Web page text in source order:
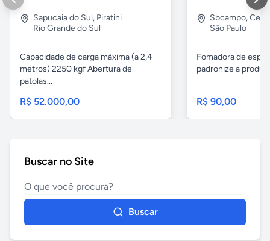
Sapucaia do Sul, Piratini
Rio Grande do Sul
Capacidade de carga máxima (a 2,4
metros) 2250 kgf Abertura de
patolas...
R$ 52.000,00
Sbcampo,
São Paulo
Fomadora de
padronize a
R$ 90,00
Buscar no Site
Buscar